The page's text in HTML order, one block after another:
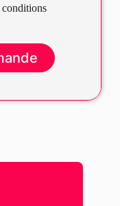
conditions